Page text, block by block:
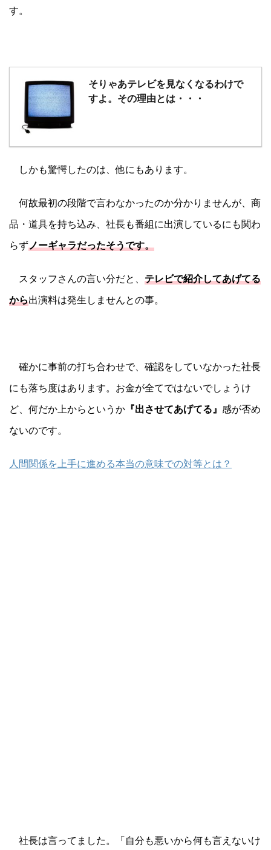
す。
そりゃあテレビを見なくなるわけで
すよ。その理由とは・・・
しかも驚愕したのは、他にもあります。
何故最初の段階で言わなかったのか分かりませんが、商
品・道具を持ち込み、社長も番組に出演しているにも関わ
らずノーギャラだったそうです。
スタッフさんの言い分だと、 テレビで紹介してあげてる
から出演料は発生しませんとの事。
確かに事前の打ち合わせで、確認をしていなかった社長
にも落ち度はあります。お金が全てではないでしょうけ
ど、何だか上からというか 『出させてあげてる』 感が否め
ないのです。
人間関係を上手に進める本当の意味での対等とは？
社長は言ってました。「自分も悪いから何も言えないけ